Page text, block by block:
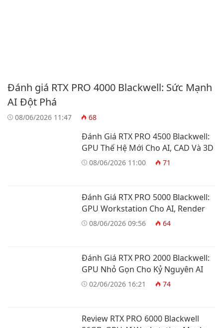
Đánh giá RTX PRO 4000 Blackwell: Sức Mạnh
AI Đột Phá
08/06/2026 11:47 68
Đánh Giá RTX PRO 4500 Blackwell:
GPU Thế Hệ Mới Cho AI, CAD Và 3D
08/06/2026 11:00 71
Đánh Giá RTX PRO 5000 Blackwell:
GPU Workstation Cho AI, Render
08/06/2026 09:56 64
Đánh Giá RTX PRO 2000 Blackwell:
GPU Nhỏ Gọn Cho Kỷ Nguyên AI
02/06/2026 16:21 74
Review RTX PRO 6000 Blackwell